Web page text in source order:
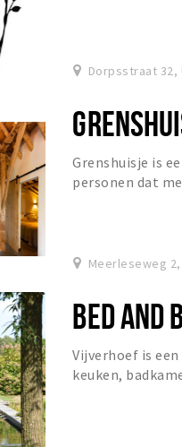
Dorpsstraat 32,
Grenshuisje is
personen dat
Meerleseweg
BED AND
Vijverhoef is
keuken,